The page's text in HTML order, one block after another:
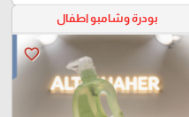
بودرة وشامبو اطفال
favorite_border